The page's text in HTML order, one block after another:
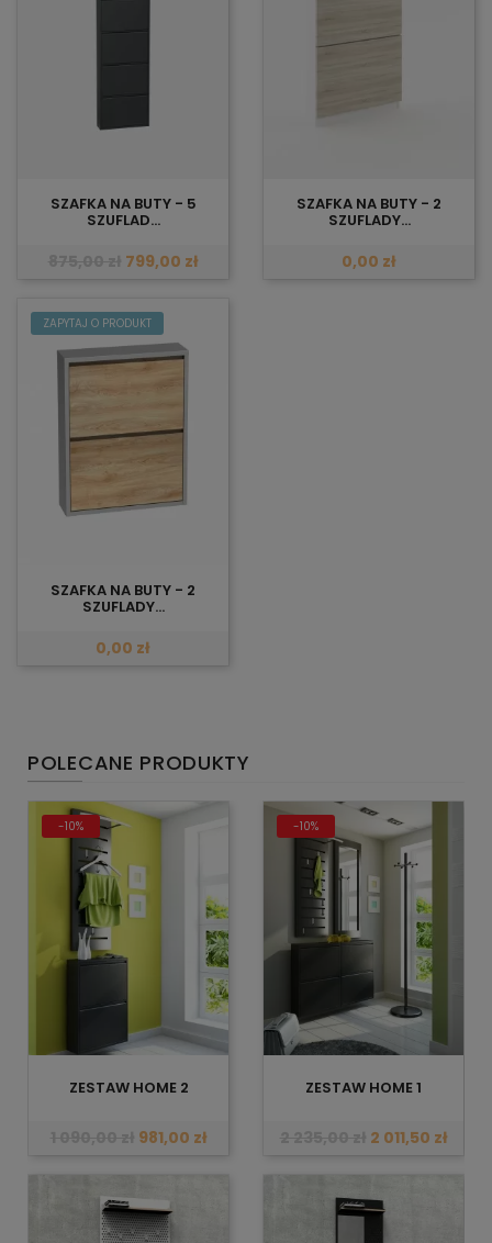
SZAFKA NA BUTY - 5
SZUFLAD...
799,00 zł
SZAFKA NA BUTY - 2
SZUFLADY...
0,00 zł
ZAPYTAJ O PRODUKT
SZAFKA NA BUTY - 2
SZUFLADY...
0,00 zł
POLECANE PRODUKTY
-10%
ZESTAW HOME 2
981,00 zł
-10%
ZESTAW HOME 1
2 011,50 zł